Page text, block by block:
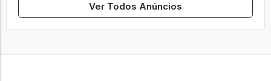
Ver Todos Anúncios